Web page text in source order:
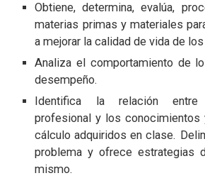
Obtiene, determina, evalúa,
materias primas y materiales
a mejorar la calidad de vida de
Analiza el comportamiento de
desempeño.
Identifica la relación entre
profesional y los conocimientos
cálculo adquiridos en clase.
problema y ofrece estrategias
mismo.